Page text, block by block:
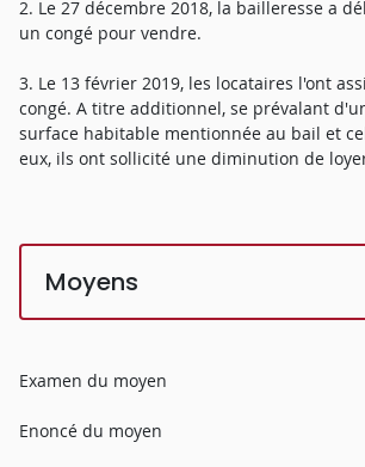
2. Le 27 décembre 2018, la bailleresse a
un congé pour vendre.
3. Le 13 février 2019, les locataires l'ont
congé. A titre additionnel, se prévalant
surface habitable mentionnée au bail et
eux, ils ont sollicité une diminution de
Moyens
Examen du moyen
Enoncé du moyen